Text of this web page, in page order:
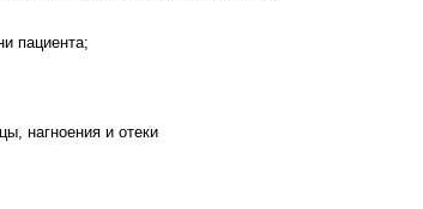
пациента;
нагноения и отеки